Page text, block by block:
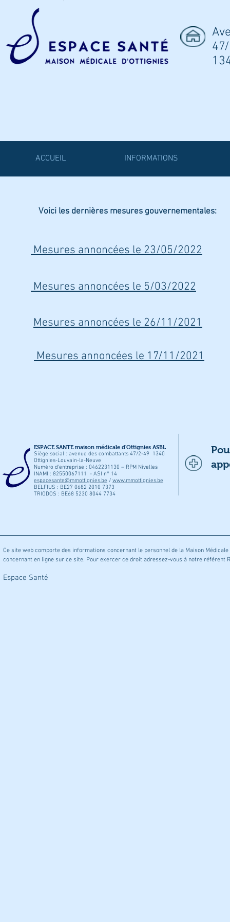
ACCUEIL INFORMATIONS
Voici les dernières mesures gouvernementales:
Mesures annoncées le 23/05/2022
Mesures annoncées le 5/03/2022
Mesures annoncées le 26/11/2021
Mesures annoncées le 17/11/2021
ESPACE SANTE maison médicale d'Ottignies ASBL
Siège social : avenue des combattants 47/2-49 1340
Ottignies-Louvain-la-Neuve
Numéro d’entreprise : 0462231130 – RPM Nivelles
INAMI : 82550067111 - ASI n° 14
espacesante@mmottignies.be / www.mmottignies.be
BELFIUS : BE27 0682 2010 7373
TRIODOS : BE68 5230 8044 7734
Ce site web comporte des informations concernant le personnel de la Maison
concernant en ligne sur ce site. Pour exercer ce droit adressez-vous à notre référent
Espace Santé